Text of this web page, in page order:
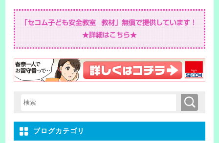
検索キーワード入力 検索
ブログカテゴリ